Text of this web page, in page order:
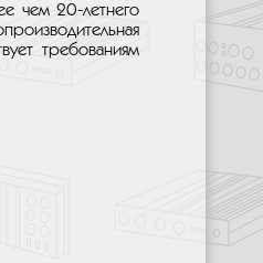
чем 20-летнего
требованиям